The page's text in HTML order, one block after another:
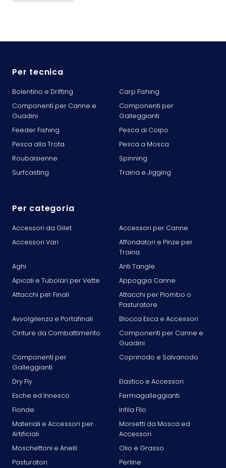
Per tecnica
Bolentino e Drifting
Carp Fishing
Componenti per Canne e
Guadini
Componenti per
Galleggianti
Feeder Fishing
Pesca al Colpo
Pesca alla Trota
Pesca a Mosca
Roubaisienne
Spinning
Surfcasting
Traina e Jigging
Per categoria
Accessori da Gilet
Accessori per Canne
Accessori Vari
Affondatori e Pinze per
Traina
Aghi
Anti Tangle
Apicali e Tubolari per Vette
Appoggia Canne
Attacchi per Finali
Attacchi per Piombo o
Pasturatore
Avvolgilenza e Portafinali
Blocca Esca e Accessori
Cinture da Combattimento
Componenti per Canne e
Guadini
Componenti per
Galleggianti
Coprinodo e Salvanodo
Dry Fly
Elastico e Accessori
Esche ed Innesco
Fermagalleggianti
Fionde
Infila Filo
Materiali e Accessori per
Artificiali
Morsetti da Mosca ed
Accessori
Moschettoni e Anelli
Olio e Grasso
Pasturatori
Perline